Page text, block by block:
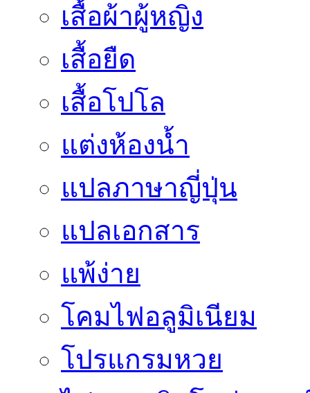
เสื้อผ้าผู้หญิง
เสื้อยืด
เสื้อโปโล
แต่งห้องน้ำ
แปลภาษาญี่ปุ่น
แปลเอกสาร
แพ้ง่าย
โคมไฟอลูมิเนียม
โปรแกรมหวย